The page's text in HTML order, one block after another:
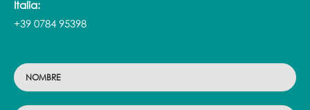
Italia:
+39 0784 95398